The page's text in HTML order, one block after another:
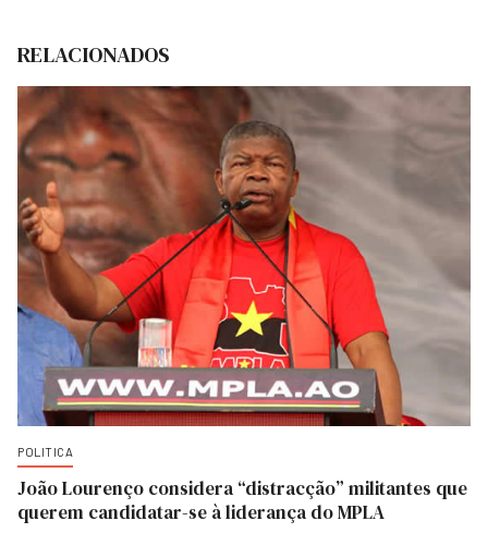
RELACIONADOS
POLITICA
João Lourenço considera “distracção” militantes que
querem candidatar-se à liderança do MPLA